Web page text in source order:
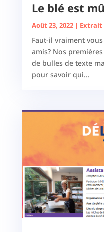
Le blé est
Août 23, 2022| Extrait
Faut-il vraiment
amis? Nos
de bulles de texte
pour savoir qui...